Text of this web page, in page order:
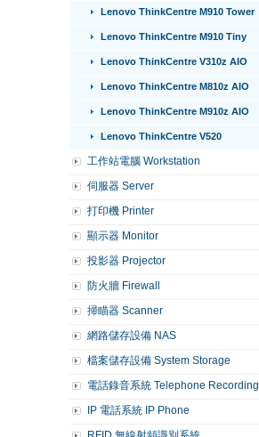
Lenovo ThinkCentre M910 Tower
Lenovo ThinkCentre M910 Tiny
Lenovo ThinkCentre V310z AIO
Lenovo ThinkCentre M810z AIO
Lenovo ThinkCentre M910z AIO
Lenovo ThinkCentre V520
工作站電腦 Workstation
伺服器 Server
打印機 Printer
顯示器 Monitor
投影器 Projector
防火牆 Firewall
掃瞄器 Scanner
網路儲存設備 NAS
檔案儲存設備 System Storage
電話錄音系統 Telephone Recording
IP 電話系統 IP Phone